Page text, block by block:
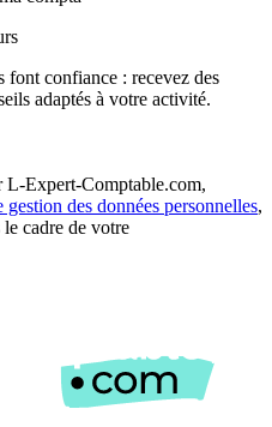
font confiance : recevez des
adaptés à votre activité.
L-Expert-Comptable.com,
des données personnelles,
cadre de votre